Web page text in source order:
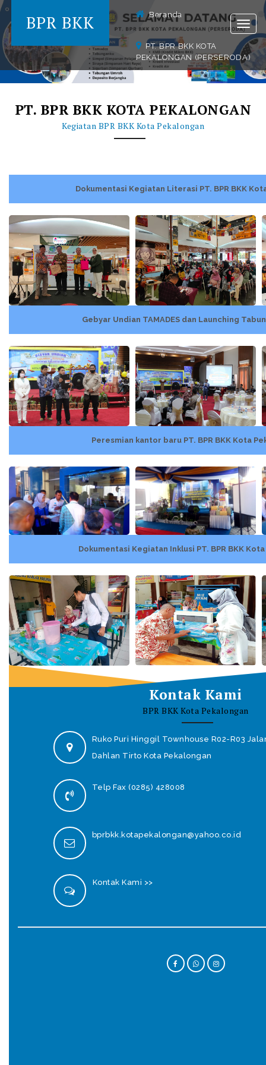
BPR BKK Beranda
PT. BPR BKK KOTA
PEKALONGAN (PERSERODA)
PT. BPR BKK KOTA PEKALONGAN
Kegiatan BPR BKK Kota Pekalongan
Dokumentasi Kegiatan Literasi PT. BPR BKK
Gebyar Undian TAMADES dan Launching
Peresmian kantor baru PT. BPR BKK Kota
Dokumentasi Kegiatan Inklusi PT. BPR BKK
Kontak Kami
BPR BKK Kota Pekalongan
Ruko Puri Hinggil Townhouse R02-R03
Dahlan Tirto Kota Pekalongan
Telp Fax (0285) 428008
bprbkk.kotapekalongan@yahoo.co.id
Kontak Kami >>